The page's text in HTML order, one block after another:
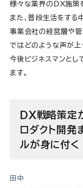
様々な業界のDX施策
また、普段生活をする
事業会社の経営層や
ではどのような声が上
今後ビジネスマンとし
ます。
DX戦略策定
ロダクト開発
ルが身に付く
田中